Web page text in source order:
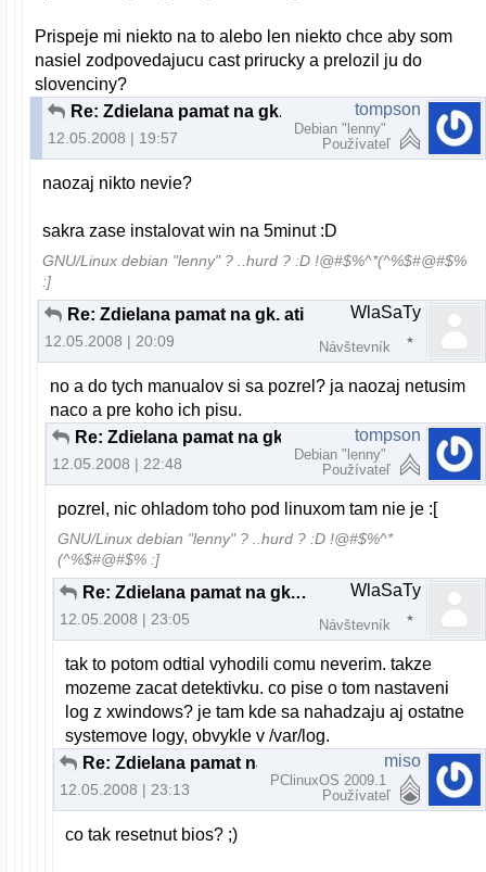
Prispeje mi niekto na to alebo len niekto chce aby som
nasiel zodpovedajucu cast prirucky a prelozil ju do
slovenciny?
Re: Zdielana pamat na gk. ati
12.05.2008 | 19:57
tompson
Debian "lenny"
Používateľ
naozaj nikto nevie?
sakra zase instalovat win na 5minut :D
GNU/Linux debian "lenny" ? ..hurd ? :D !@#$%^*(^%$#@#$%
:]
Re: Zdielana pamat na gk. ati
12.05.2008 | 20:09
WlaSaTy
Návštevník
no a do tych manualov si sa pozrel? ja naozaj netusim
naco a pre koho ich pisu.
Re: Zdielana pamat na gk. ati
12.05.2008 | 22:48
tompson
Debian "lenny"
Používateľ
pozrel, nic ohladom toho pod linuxom tam nie je :[
GNU/Linux debian "lenny" ? ..hurd ? :D !@#$%^*
(^%$#@#$% :]
Re: Zdielana pamat na gk. ati
12.05.2008 | 23:05
WlaSaTy
Návštevník
tak to potom odtial vyhodili comu neverim. takze
mozeme zacat detektivku. co pise o tom nastaveni
log z xwindows? je tam kde sa nahadzaju aj ostatne
systemove logy, obvykle v /var/log.
12.05.2008 | 23:13
miso
PClinuxOS 2009.1
Používateľ
co tak resetnut bios? ;)